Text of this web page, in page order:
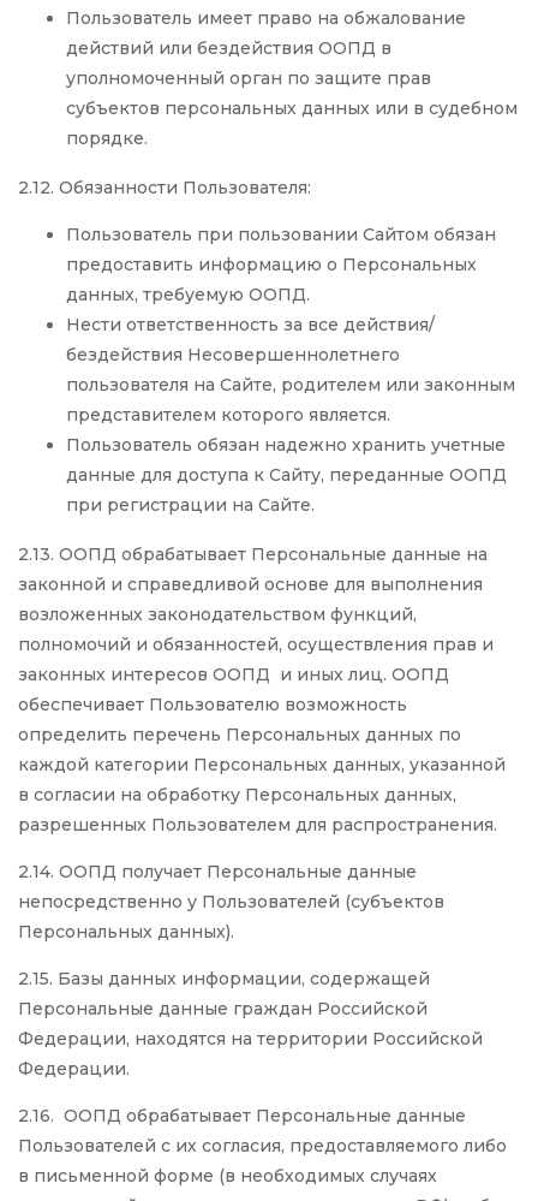
Пользователь имеет право на обжалование
действий или бездействия ООПД в
уполномоченный орган по защите прав
субъектов персональных данных или в судебном
порядке.
2.12. Обязанности Пользователя:
Пользователь при пользовании Сайтом обязан
предоставить информацию о Персональных
данных, требуемую ООПД.
Нести ответственность за все действия/
бездействия Несовершеннолетнего
пользователя на Сайте, родителем или законным
представителем которого является.
Пользователь обязан надежно хранить учетные
данные для доступа к Сайту, переданные ООПД
при регистрации на Сайте.
2.13. ООПД обрабатывает Персональные данные на
законной и справедливой основе для выполнения
возложенных законодательством функций,
полномочий и обязанностей, осуществления прав и
законных интересов ООПД и иных лиц. ООПД
обеспечивает Пользователю возможность
определить перечень Персональных данных по
каждой категории Персональных данных, указанной
в согласии на обработку Персональных данных,
разрешенных Пользователем для распространения.
2.14. ООПД получает Персональные данные
непосредственно у Пользователей (субъектов
Персональных данных).
2.15. Базы данных информации, содержащей
Персональные данные граждан Российской
Федерации, находятся на территории Российской
Федерации.
2.16. ООПД обрабатывает Персональные данные
Пользователей с их согласия, предоставляемого либо
в письменной форме (в необходимых случаях